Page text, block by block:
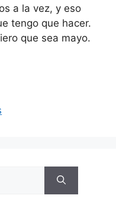
a la vez, y eso
tengo que hacer.
que sea mayo.